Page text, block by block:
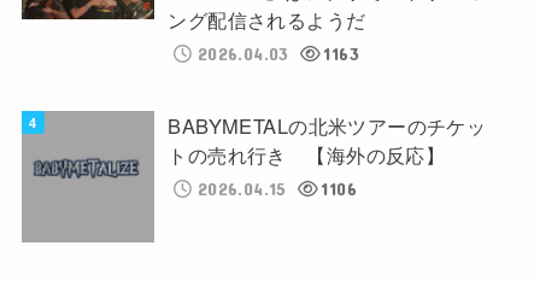
ング配信されるようだ
2026.04.03 1163
BABYMETALの北米ツアーのチケッ
トの売れ行き 【海外の反応】
2026.04.15 1106